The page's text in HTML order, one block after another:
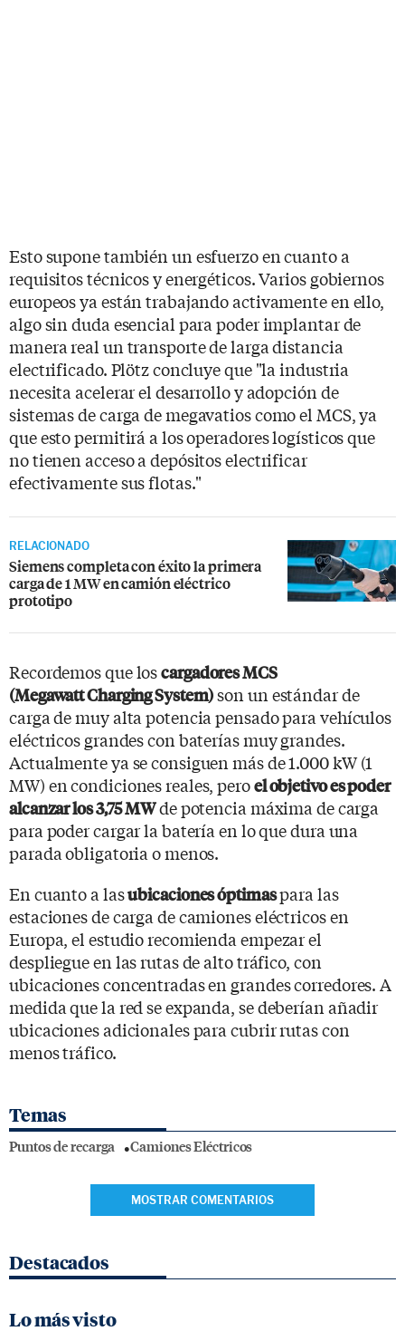
Esto supone también un esfuerzo en cuanto a
requisitos técnicos y energéticos. Varios gobiernos
europeos ya están trabajando activamente en ello,
algo sin duda esencial para poder implantar de
manera real un transporte de larga distancia
electrificado. Plötz concluye que "la industria
necesita acelerar el desarrollo y adopción de
sistemas de carga de megavatios como el MCS, ya
que esto permitirá a los operadores logísticos que
no tienen acceso a depósitos electrificar
efectivamente sus flotas."
RELACIONADO
Siemens completa con éxito la primera
carga de 1 MW en camión eléctrico
prototipo
Recordemos que loscargadores MCS
(Megawatt Charging System)son un estándar de
carga de muy alta potencia pensado para vehículos
eléctricos grandes con baterías muy grandes.
Actualmente ya se consiguen más de 1.000 kW (1
MW) en condiciones reales, peroel objetivo es poder
alcanzar los 3,75 MWde potencia máxima de carga
para poder cargar la batería en lo que dura una
parada obligatoria o menos.
En cuanto a lasubicaciones óptimaspara las
estaciones de carga de camiones eléctricos en
Europa, el estudio recomienda empezar el
despliegue en las rutas de alto tráfico, con
ubicaciones concentradas en grandes corredores. A
medida que la red se expanda, se deberían añadir
ubicaciones adicionales para cubrir rutas con
menos tráfico.
Temas
Puntos de recarga Camiones Eléctricos
MOSTRAR COMENTARIOS
Destacados
Lo más visto